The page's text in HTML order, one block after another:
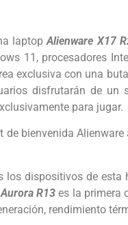
laptop Alienware X17
11, procesadores
exclusiva con una
disfrutarán de
para jugar.
bienvenida
los dispositivos de esta
R13 es la primera
rendimiento